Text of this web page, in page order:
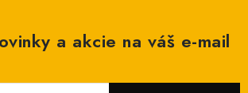
a akcie na váš e-mail